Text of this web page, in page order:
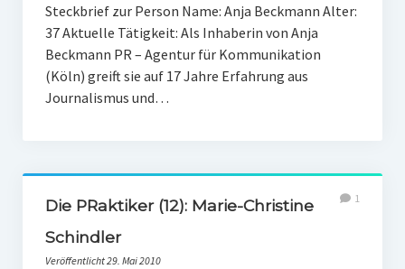
PR-Ethik
PR-Literatur
PR-Studien
Wasserknappheit in Deutschland
Steckbrief zur Person Name: Anja Beckmann Alter:
37 Aktuelle Tätigkeit: Als Inhaberin von Anja
Beckmann PR – Agentur für Kommunikation
(Köln) greift sie auf 17 Jahre Erfahrung aus
Journalismus und…
Die PRaktiker (12): Marie-Christine
Schindler
Veröffentlicht 29. Mai 2010
1